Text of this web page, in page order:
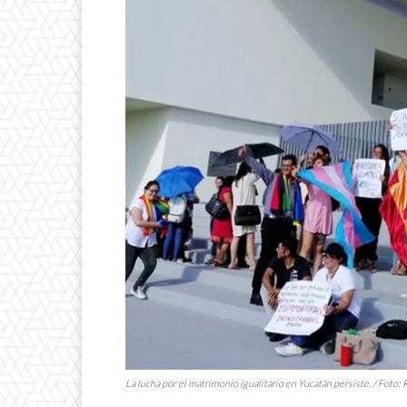
La lucha por el matrimonio igualitario en Yucatán persiste. / Foto: